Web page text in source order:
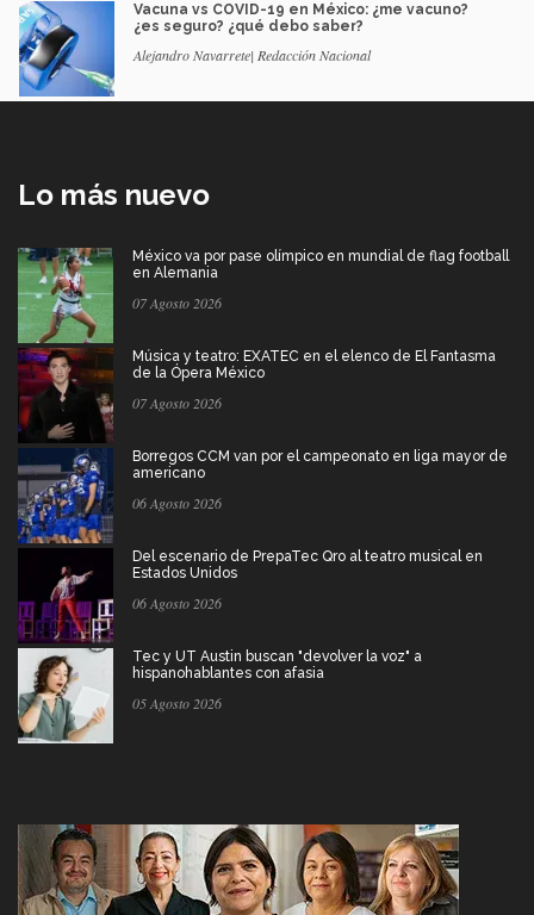
Vacuna vs COVID-19 en México: ¿me vacuno?
¿es seguro? ¿qué debo saber?
Alejandro Navarrete| Redacción Nacional
Lo más nuevo
México va por pase olímpico en mundial de flag football
en Alemania
07 Agosto 2026
Música y teatro: EXATEC en el elenco de El Fantasma
de la Ópera México
07 Agosto 2026
Borregos CCM van por el campeonato en liga mayor de
americano
06 Agosto 2026
Del escenario de PrepaTec Qro al teatro musical en
Estados Unidos
06 Agosto 2026
Tec y UT Austin buscan "devolver la voz" a
hispanohablantes con afasia
05 Agosto 2026